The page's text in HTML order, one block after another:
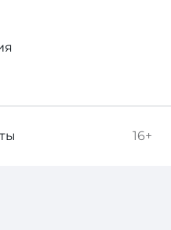
16+